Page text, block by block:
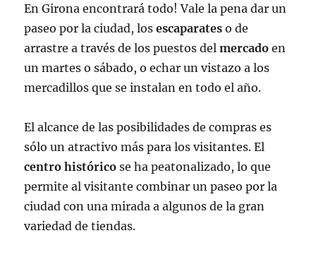
En Girona encontrará todo! Vale la pena dar un
paseo por la ciudad, losescaparates o de
arrastre a través de los puestos delmercado en
un martes o sábado, o echar un vistazo a los
mercadillos que se instalan en todo el año.
El alcance de las posibilidades de compras es
sólo un atractivo más para los visitantes. El
centro histórico se ha peatonalizado, lo que
permite al visitante combinar un paseo por la
ciudad con una mirada a algunos de la gran
variedad de tiendas.